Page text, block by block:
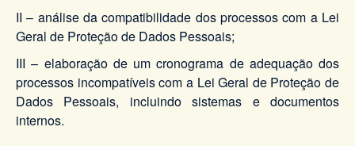
II – análise da compatibilidade dos processos com a Lei
Geral de Proteção de Dados Pessoais;
III – elaboração de um cronograma de adequação dos
processos incompatíveis com a Lei Geral de Proteção de
Dados Pessoais, incluindo sistemas e documentos
internos.